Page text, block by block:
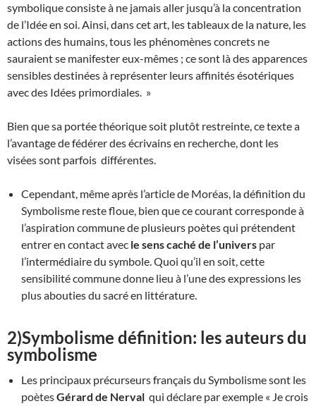
symbolique consiste à ne jamais aller jusqu’à la concentration
de l’Idée en soi. Ainsi, dans cet art, les tableaux de la nature, les
actions des humains, tous les phénomènes concrets ne
sauraient se manifester eux-mêmes ; ce sont là des apparences
sensibles destinées à représenter leurs affinités ésotériques
avec des Idées primordiales. »
Bien que sa portée théorique soit plutôt restreinte, ce texte a
l’avantage de fédérer des écrivains en recherche, dont les
visées sont parfois différentes.
Cependant, même après l’article de Moréas, la définition du
Symbolisme reste floue, bien que ce courant corresponde à
l’aspiration commune de plusieurs poètes qui prétendent
entrer en contact avec le sens caché de l’univers par
l’intermédiaire du symbole. Quoi qu’il en soit, cette
sensibilité commune donne lieu à l’une des expressions les
plus abouties du sacré en littérature.
2)Symbolisme définition: les auteurs du
symbolisme
Les principaux précurseurs français du Symbolisme sont les
poètesGérard de Nerval qui déclare par exemple « Je crois